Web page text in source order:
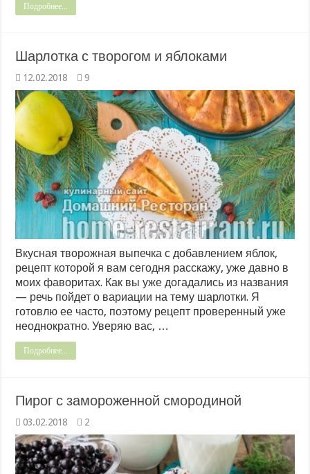
Подробнее...
Шарлотка с творогом и яблоками
12.02.2018 9
Вкусная творожная выпечка с добавлением яблок,
рецепт которой я вам сегодня расскажу, уже давно в
моих фаворитах. Как вы уже догадались из названия
— речь пойдет о вариации на тему шарлотки. Я
готовлю ее часто, поэтому рецепт проверенный уже
неоднократно. Уверяю вас, …
Подробнее...
Пирог с замороженной смородиной
03.02.2018 2